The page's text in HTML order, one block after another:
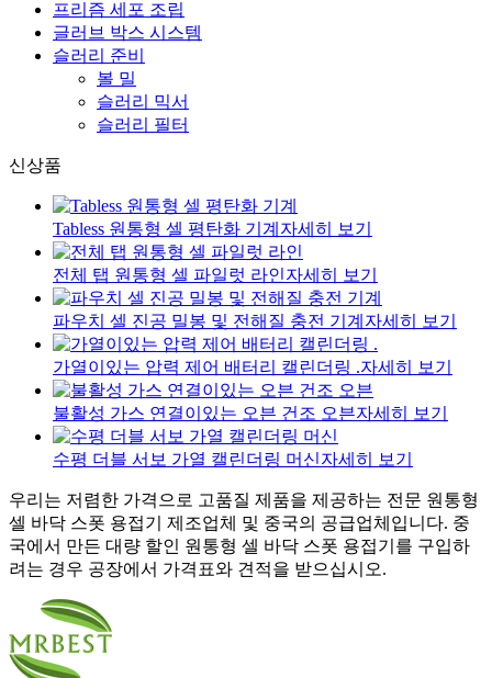
프리즘 세포 조립
글러브 박스 시스템
슬러리 준비
볼 밀
슬러리 믹서
슬러리 필터
신상품
Tabless 원통형 셀 평탄화 기계 자세히 보기
전체 탭 원통형 셀 파일럿 라인자세히 보기
파우치 셀 진공 밀봉 및 전해질 충전 기계 자세히 보기
가열이있는 압력 제어 배터리 캘린더링 .자세히 보기
불활성 가스 연결이있는 오븐 건조 오븐자세히 보기
수평 더블 서보 가열 캘린더링 머신자세히 보기
우리는 저렴한 가격으로 고품질 제품을 제공하는 전문 원통형
셀 바닥 스폿 용접기 제조업체 및 중국의 공급업체입니다. 중
국에서 만든 대량 할인 원통형 셀 바닥 스폿 용접기를 구입하
려는 경우 공장에서 가격표와 견적을 받으십시오.